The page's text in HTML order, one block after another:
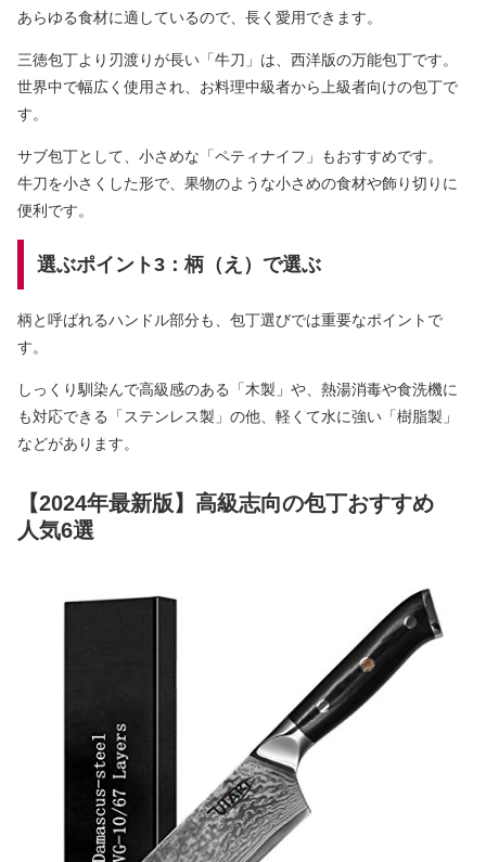
あらゆる食材に適しているので、長く愛用できます。
三徳包丁より刃渡りが長い「牛刀」は、西洋版の万能包丁です。
世界中で幅広く使用され、お料理中級者から上級者向けの包丁で
す。
サブ包丁として、小さめな「ペティナイフ」もおすすめです。
牛刀を小さくした形で、果物のような小さめの食材や飾り切りに
便利です。
選ぶポイント3：柄（え）で選ぶ
柄と呼ばれるハンドル部分も、包丁選びでは重要なポイントで
す。
しっくり馴染んで高級感のある「木製」や、熱湯消毒や食洗機に
も対応できる「ステンレス製」の他、軽くて水に強い「樹脂製」
などがあります。
【2024年最新版】高級志向の包丁おすすめ
人気6選